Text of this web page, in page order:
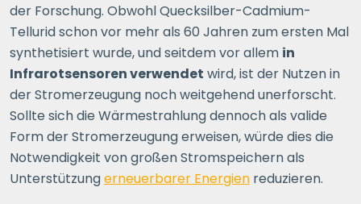
der Forschung. Obwohl Quecksilber-Cadmium-
Tellurid schon vor mehr als 60 Jahren zum ersten Mal
synthetisiert wurde, und seitdem vor allem in
Infrarotsensoren verwendet wird, ist der Nutzen in
der Stromerzeugung noch weitgehend unerforscht.
Sollte sich die Wärmestrahlung dennoch als valide
Form der Stromerzeugung erweisen, würde dies die
Notwendigkeit von großen Stromspeichern als
Unterstützungerneuerbarer Energien reduzieren.